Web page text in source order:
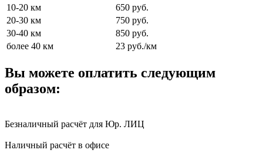
10-20 км
650 руб.
20-30 км
750 руб.
30-40 км
850 руб.
более 40 км
23 руб./км
Вы можете оплатить следующим
образом:
Безналичный расчёт для Юр. ЛИЦ
Наличный расчёт в офисе